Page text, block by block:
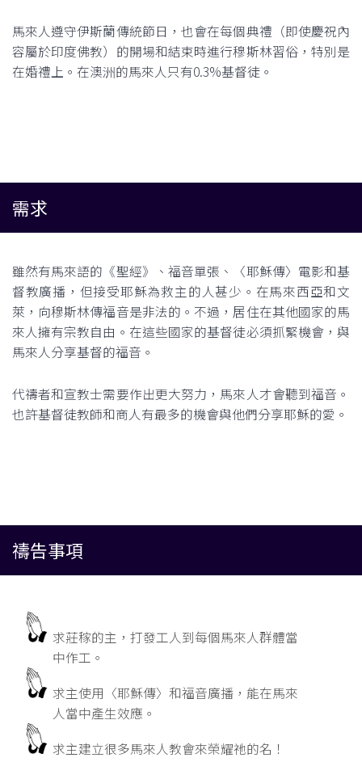
馬來人遵守伊斯蘭傳統節日，也會在每個典禮（即使慶祝內
容屬於印度佛教）的開場和結束時進行穆斯林習俗，特別是
在婚禮上。在澳洲的馬來人只有0.3%基督徒。
需求
雖然有馬來語的《聖經》、福音單張、〈耶穌傳〉電影和基
督教廣播，但接受耶穌為救主的人甚少。在馬來西亞和文
萊，向穆斯林傳福音是非法的。不過，居住在其他國家的馬
來人擁有宗教自由。在這些國家的基督徒必須抓緊機會，與
馬來人分享基督的福音。
代禱者和宣教士需要作出更大努力，馬來人才會聽到福音。
也許基督徒教師和商人有最多的機會與他們分享耶穌的愛。
禱告事項
求莊稼的主，打發工人到每個馬來人群體當
中作工。
求主使用〈耶穌傳〉和福音廣播，能在馬來
人當中產生效應。
求主建立很多馬來人教會來榮耀祂的名！